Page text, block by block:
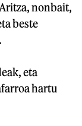
nonbait,
beste
eta
hartu